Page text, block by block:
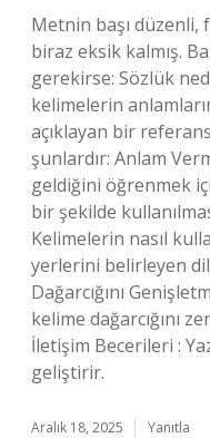
Metnin başı düzenli,
biraz eksik kalmış.
gerekirse: Sözlük
kelimelerin
açıklayan bir
şunlardır: Anlam
geldiğini öğrenmek
bir şekilde
Kelimelerin nasıl
yerlerini belirleyen
Dağarcığını
kelime dağarcığını
İletişim Becerileri :
geliştirir.
Aralık 18, 2025 Yanıtla